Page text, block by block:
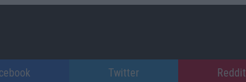
Twitter Reddit